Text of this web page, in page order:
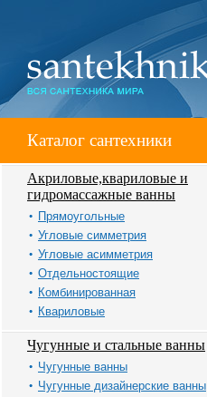
Каталог сантехники
Акриловые,квариловые и
гидромассажные ванны
Прямоугольные
Угловые симметрия
Угловые асимметрия
Отдельностоящие
Комбинированная
Квариловые
Чугунные и стальные ванны
Чугунные ванны
Чугунные дизайнерские ванны